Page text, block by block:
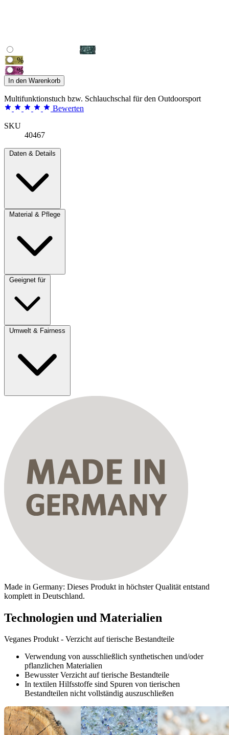
%
%
In den Warenkorb
Multifunktionstuch bzw. Schlauchschal für den Outdoorsport
Bewerten
SKU
40467
Daten & Details
Material & Pflege
Geeignet für
Umwelt & Fairness
Made in Germany: Dieses Produkt in höchster Qualität entstand
komplett in Deutschland.
Technologien und Materialien
Veganes Produkt - Verzicht auf tierische Bestandteile
Verwendung von ausschließlich synthetischen und/oder
pflanzlichen Materialien
Bewusster Verzicht auf tierische Bestandteile
In textilen Hilfsstoffe sind Spuren von tierischen
Bestandteilen nicht vollständig auszuschließen